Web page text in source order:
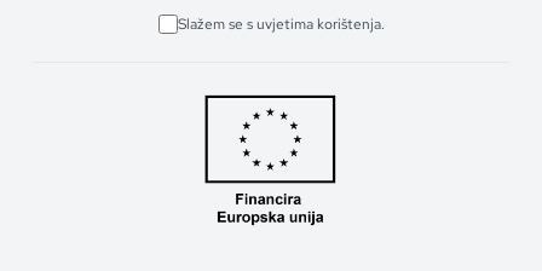
Slažem se s uvjetima korištenja.